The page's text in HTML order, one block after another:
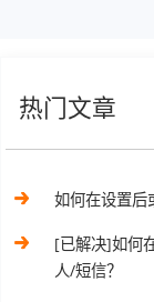
热门文章
如何在设置后
[已解决]如何
人/短信？